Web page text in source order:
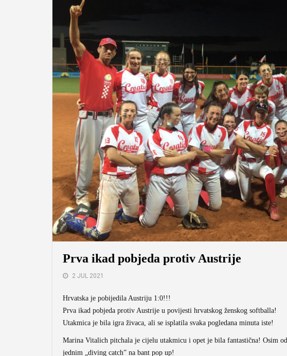
Prva ikad pobjeda protiv Austrije
2 JUL 2021
Hrvatska je pobijedila Austriju 1:0!!!
Prva ikad pobjeda protiv Austrije u povijesti hrvatskog ženskog softballa!
Utakmica je bila igra živaca, ali se isplatila svaka pogledana minuta iste!
Marina Vitalich pitchala je cijelu utakmicu i opet je bila fantastična! Osim
jednim „diving catch” na bant pop up!